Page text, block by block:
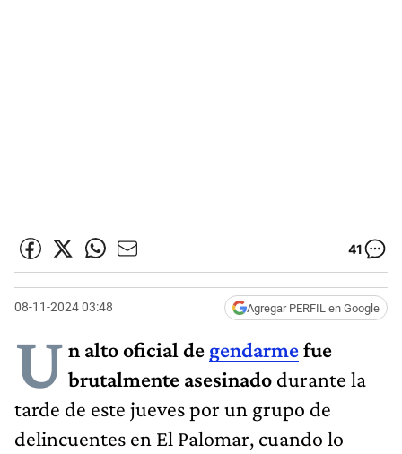
41
08-11-2024 03:48 Agregar PERFIL en Google
U n alto oficial de gendarmefue
brutalmente asesinado durante la
tarde de este jueves por un grupo de
delincuentes en El Palomar, cuando lo